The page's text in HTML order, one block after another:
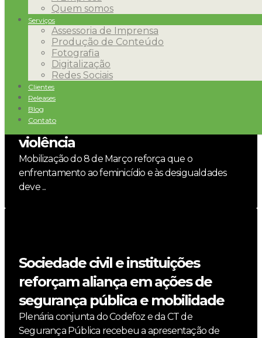
Quem somos
Serviços
Assessoria de Imprensa
Produção de Conteúdo
Fotografia
Digitalização
Redes Sociais
Clientes
Releases
Blog
Contato
Cooperativa financeira superou R$ 4,5 bilhões em
negócios protocolados, justiça financeira para ...
Foz do Iguaçu realiza ato no Dia
Internacional da Mulher e
convoca sociedade a combater
violência
Mobilização do 8 de Março reforça que o
enfrentamento ao feminicídio e às desigualdades
deve ...
Sociedade civil e instituições
reforçam aliança em ações de
segurança pública e mobilidade
Plenária conjunta do Codefoz e da CT de
Segurança Pública recebeu a apresentação de